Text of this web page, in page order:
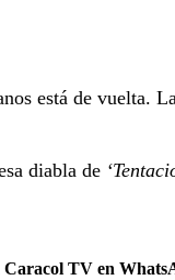
está de vuelta.
diabla de
Caracol TV en